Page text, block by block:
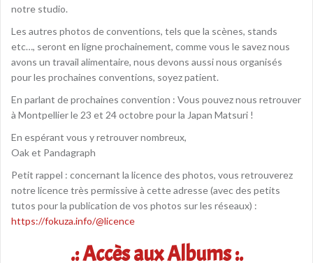
notre studio.
Les autres photos de conventions, tels que la scènes, stands
etc…, seront en ligne prochainement, comme vous le savez nous
avons un travail alimentaire, nous devons aussi nous organisés
pour les prochaines conventions, soyez patient.
En parlant de prochaines convention : Vous pouvez nous retrouver
à Montpellier le 23 et 24 octobre pour la Japan Matsuri !
En espérant vous y retrouver nombreux,
Oak et Pandagraph
Petit rappel : concernant la licence des photos, vous retrouverez
notre licence très permissive à cette adresse (avec des petits
tutos pour la publication de vos photos sur les réseaux) :
https://fokuza.info/@licence
.: Accès aux Albums :.